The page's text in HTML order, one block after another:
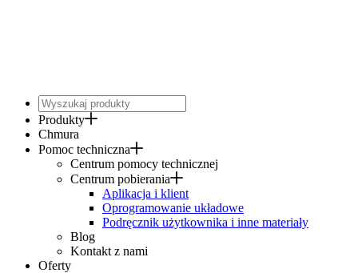
Produkty
Chmura
Pomoc techniczna
Centrum pomocy technicznej
Centrum pobierania
Aplikacja i klient
Oprogramowanie układowe
Podręcznik użytkownika i inne materiały
Blog
Kontakt z nami
Oferty